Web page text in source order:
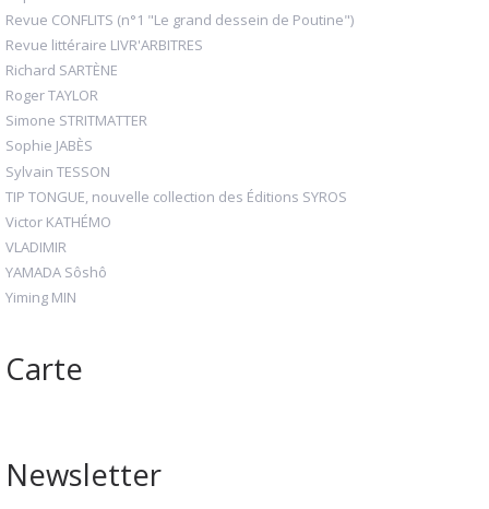
Revue CONFLITS (n°1 "Le grand dessein de Poutine")
Revue littéraire LIVR'ARBITRES
Richard SARTÈNE
Roger TAYLOR
Simone STRITMATTER
Sophie JABÈS
Sylvain TESSON
TIP TONGUE, nouvelle collection des Éditions SYROS
Victor KATHÉMO
VLADIMIR
YAMADA Sôshô
Yiming MIN
Carte
Newsletter